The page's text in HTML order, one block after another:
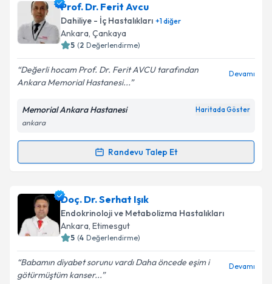
Prof. Dr. Ferit Avcu
Dahiliye - İç Hastalıkları +1diğer
Ankara, Çankaya
5 (2 Değerlendirme)
Değerli hocam Prof. Dr. Ferit AVCU tarafından
Ankara Memorial Hastanesi...
Devamı
Memorial Ankara Hastanesi Haritada Göster
ankara
Randevu Talep Et
Randevu Takvimi Talebi
Prof. Dr. Ferit Avcuiçin randevu takvimi talebi
oluşturun. Size bu uzmandan randevu almanız için bir
takvim hazırlandığında e-posta ile bilgilendireceğiz.
Doç. Dr. Serhat Işık
Endokrinoloji ve Metabolizma Hastalıkları
Ankara, Etimesgut
5 (4 Değerlendirme)
Babamın diyabet sorunu vardı Daha öncede eşim i
götürmüştüm kanser...
Devamı